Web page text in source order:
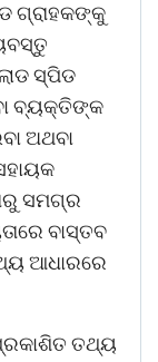
ଗ୍ରାହକଙ୍କୁ
ସ୍ପିଡ
ବ୍ୟକ୍ତିଙ୍କ
ଅଥବା
ସମଗ୍ର
ବାସ୍ତବ
ଆଧାରରେ
ତଥ୍ୟ